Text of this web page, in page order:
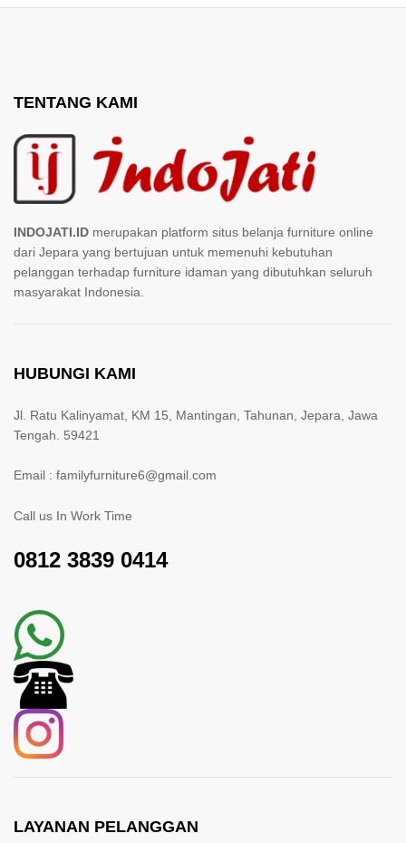
TENTANG KAMI
INDOJATI.ID merupakan platform situs belanja furniture online
dari Jepara yang bertujuan untuk memenuhi kebutuhan
pelanggan terhadap furniture idaman yang dibutuhkan seluruh
masyarakat Indonesia.
HUBUNGI KAMI
Jl. Ratu Kalinyamat, KM 15, Mantingan, Tahunan, Jepara, Jawa
Tengah. 59421
Email : familyfurniture6@gmail.com
Call us In Work Time
0812 3839 0414
LAYANAN PELANGGAN